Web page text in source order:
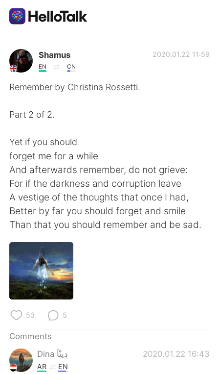
Language Exchange App
AI Grammar Checker
简体中文
Español العربية
Français Deutsch
日本語 한국어
Русский
Indonesia
Türkçe
Português
Shamus
EN CN
2020.01.22 11:59
Remember by Christina Rossetti.
Part 2 of 2.
Yet if you should
forget me for a while
And afterwards remember, do not grieve:
For if the darkness and corruption leave
A vestige of the thoughts that once I had,
Better by far you should forget and smile
Than that you should remember and be sad.
53 5
Comments
Dina دِينْاَ
2020.01.22 16:43
AR EN